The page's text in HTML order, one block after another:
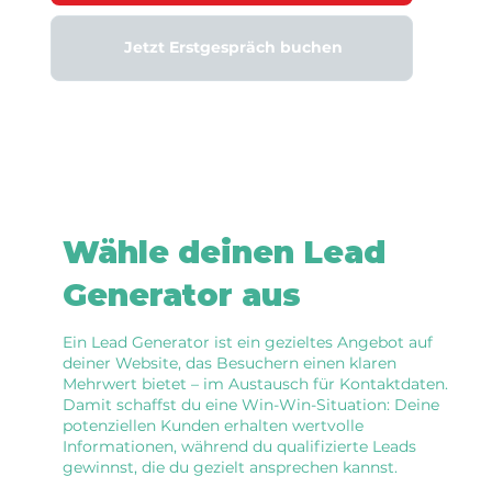
Jetzt Erstgespräch buchen
Wähle deinen Lead
Generator aus
Ein Lead Generator ist ein gezieltes Angebot auf
deiner Website, das Besuchern einen klaren
Mehrwert bietet – im Austausch für Kontaktdaten.
Damit schaffst du eine Win-Win-Situation: Deine
potenziellen Kunden erhalten wertvolle
Informationen, während du qualifizierte Leads
gewinnst, die du gezielt ansprechen kannst.